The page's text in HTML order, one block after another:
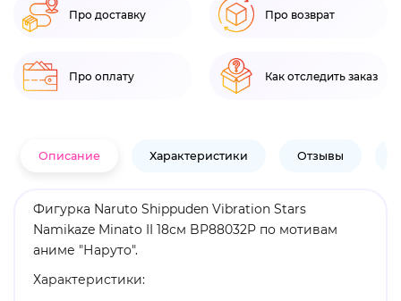
Про доставку Про возврат
Про оплату Как отследить заказ
Описание Характеристики Отзывы
Фигурка Naruto Shippuden Vibration Stars
Namikaze Minato II 18см BP88032P по мотивам
аниме "Наруто".
Характеристики: